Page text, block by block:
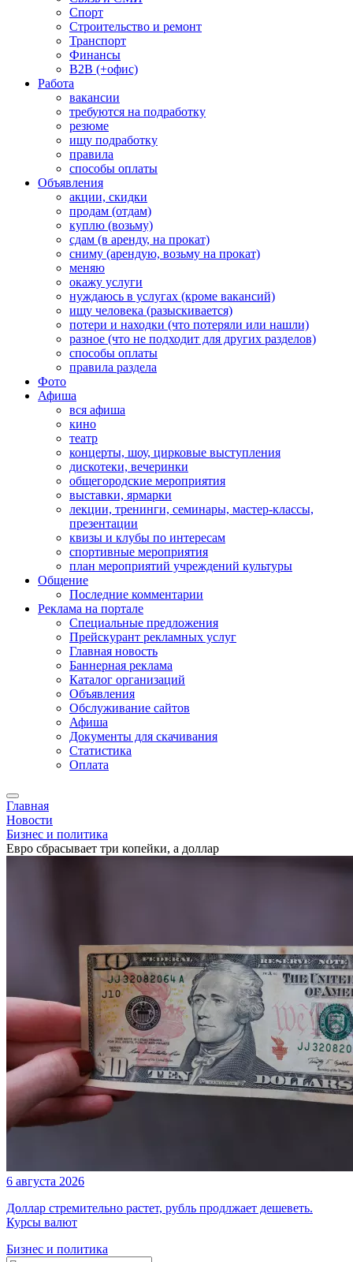
Спорт
Строительство и ремонт
Транспорт
Финансы
B2B (+офис)
Работа
вакансии
требуются на подработку
резюме
ищу подработку
правила
способы оплаты
Объявления
акции, скидки
продам (отдам)
куплю (возьму)
сдам (в аренду, на прокат)
сниму (арендую, возьму на прокат)
меняю
окажу услуги
нуждаюсь в услугах (кроме вакансий)
ищу человека (разыскивается)
потери и находки (что потеряли или нашли)
разное (что не подходит для других разделов)
способы оплаты
правила раздела
Фото
Афиша
вся афиша
кино
театр
концерты, шоу, цирковые выступления
дискотеки, вечеринки
общегородские мероприятия
выставки, ярмарки
лекции, тренинги, семинары, мастер-классы,
презентации
квизы и клубы по интересам
спортивные мероприятия
план мероприятий учреждений культуры
Общение
Последние комментарии
Реклама на портале
Специальные предложения
Прейскурант рекламных услуг
Главная новость
Баннерная реклама
Каталог организаций
Объявления
Обслуживание сайтов
Афиша
Документы для скачивания
Статистика
Оплата
Главная
Новости
Бизнес и политика
Евро сбрасывает три копейки, а доллар
6 августа 2026
Доллар стремительно растет, рубль продлжает дешеветь.
Курсы валют
Бизнес и политика